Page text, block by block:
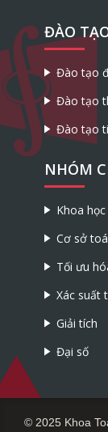
ĐÀO
Đào tạo
Đào tạo
Đào tạo
NHÓM
Khoa
Cơ sở
Tối ưu
Xác suất
Giải tích
Đại số
© 2025 Khoa